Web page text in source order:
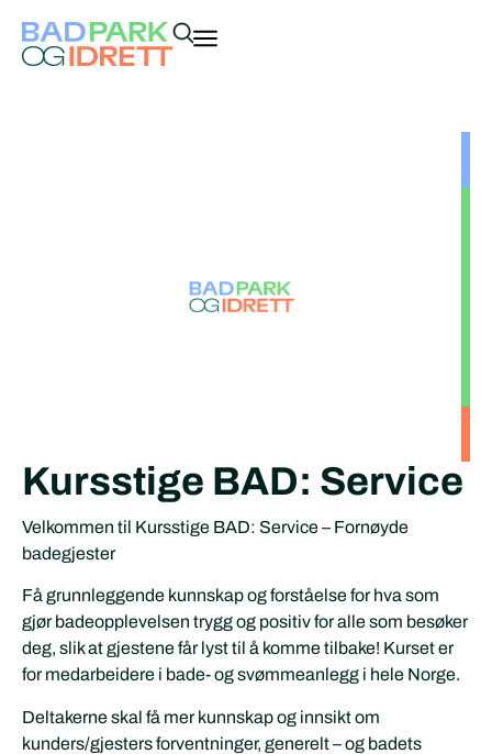
Kursstige BAD: Service
Velkommen til Kursstige BAD: Service – Fornøyde
badegjester
Få grunnleggende kunnskap og forståelse for hva som
gjør badeopplevelsen trygg og positiv for alle som besøker
deg, slik at gjestene får lyst til å komme tilbake! Kurset er
for medarbeidere i bade- og svømmeanlegg i hele Norge.
Deltakerne skal få mer kunnskap og innsikt om
kunders/gjesters forventninger, generelt – og badets